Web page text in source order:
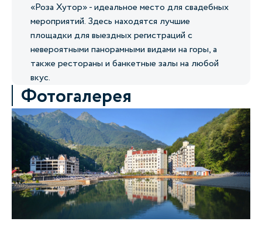
«Роза Хутор» - идеальное место для свадебных
мероприятий. Здесь находятся лучшие
площадки для выездных регистраций с
невероятными панорамными видами на горы, а
также рестораны и банкетные залы на любой
вкус.
Фотогалерея